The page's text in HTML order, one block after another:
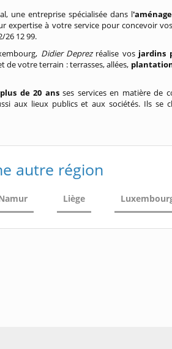
une entreprise spécialisée dans l
expertise à votre service pour concevoir vos
26 12 99.
Didier Deprezréalise vosjardins
votre terrain : terrasses, allées,
plus de 20 ansses services en matière de
aux lieux publics et aux sociétés. Ils se
autre région
Liège